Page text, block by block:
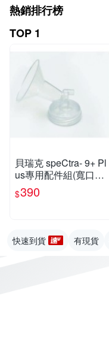
熱銷排行榜
TOP 1
貝瑞克 speCtra- 9+ Pl
us專用配件組(寬口喇
叭主體)28mm【六甲
媽咪】
$390
快速到貨 有現貨